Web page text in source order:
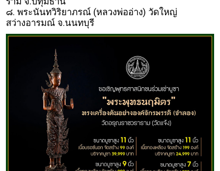
๘. พระนันทวิริยาภรณ์ (หลวงพ่ออ่าง) วัดใหญ่
สว่างอารมณ์ จ.นนทบุรี